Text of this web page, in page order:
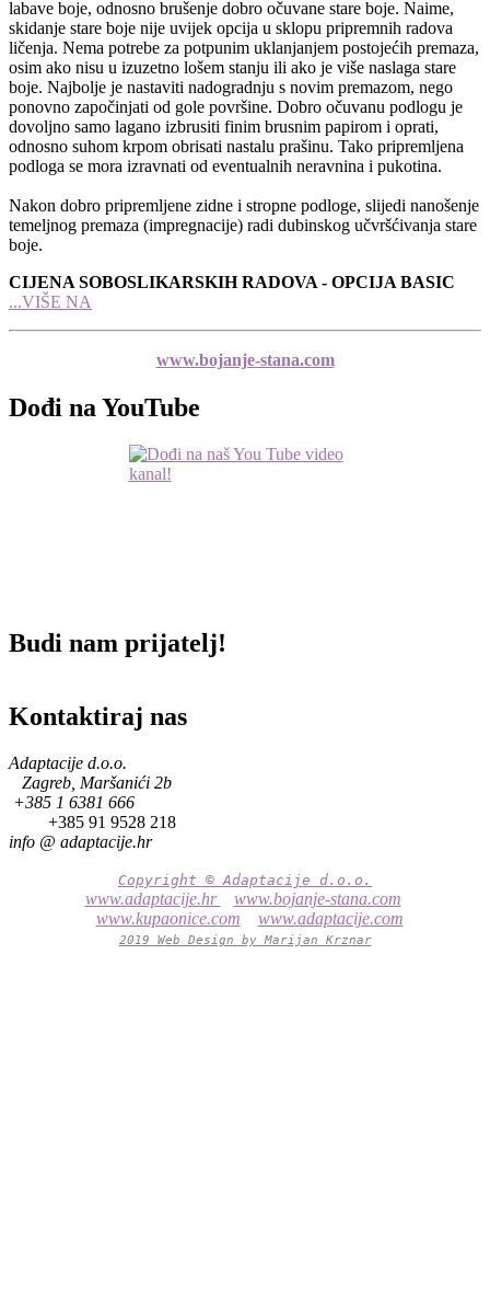
labave boje, odnosno brušenje dobro očuvane stare boje. Naime,
skidanje stare boje nije uvijek opcija u sklopu pripremnih radova
ličenja. Nema potrebe za potpunim uklanjanjem postojećih premaza,
osim ako nisu u izuzetno lošem stanju ili ako je više naslaga stare
boje. Najbolje je nastaviti nadogradnju s novim premazom, nego
ponovno započinjati od gole površine. Dobro očuvanu podlogu je
dovoljno samo lagano izbrusiti finim brusnim papirom i oprati,
odnosno suhom krpom obrisati nastalu prašinu. Tako pripremljena
podloga se mora izravnati od eventualnih neravnina i pukotina.
Nakon dobro pripremljene zidne i stropne podloge, slijedi nanošenje
temeljnog premaza (impregnacije) radi dubinskog učvršćivanja stare
boje.
CIJENA SOBOSLIKARSKIH RADOVA - OPCIJA BASIC
...VIŠE NA
www.bojanje-stana.com
Dođi na YouTube
Budi nam prijatelj!
Kontaktiraj nas
Adaptacije d.o.o.
Zagreb, Maršanići 2b
+385 1 6381 666
+385 91 9528 218
info @ adaptacije.hr
Copyright © Adaptacije d.o.o.
www.adaptacije.hr
www.bojanje-stana.com
www.kupaonice.com
www.adaptacije.com
2019 Web Design by Marijan Krznar